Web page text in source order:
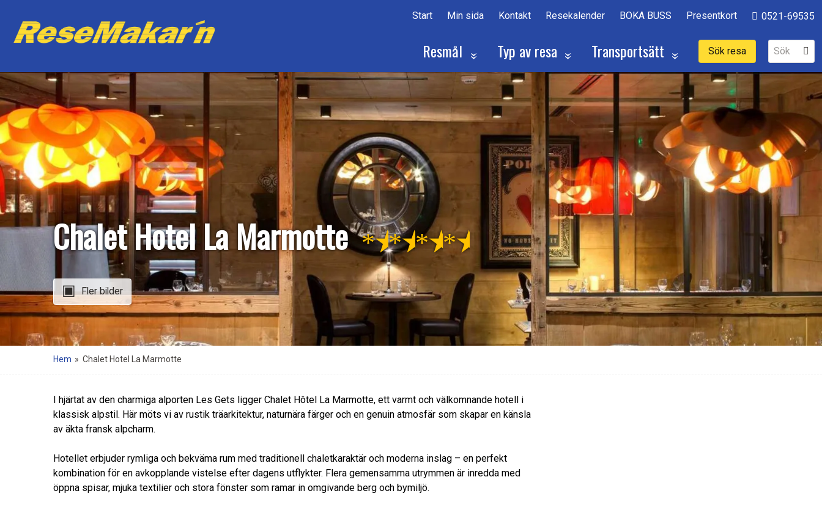
Start Min sida Kontakt Resekalender BOKA BUSS Presentkort 0521-69535
Resmål Typ av resa Transportsätt Sök resa
Chalet Hotel La Marmotte ★★★★
Fler bilder
Hem » Chalet Hotel La Marmotte
I hjärtat av den charmiga alporten Les Gets ligger Chalet Hôtel La Marmotte, ett varmt och välkomnande hotell i
klassisk alpstil. Här möts vi av rustik träarkitektur, naturnära färger och en genuin atmosfär som skapar en känsla
av äkta fransk alpcharm.
Hotellet erbjuder rymliga och bekväma rum med traditionell chaletkaraktär och moderna inslag – en perfekt
kombination för en avkopplande vistelse efter dagens utflykter. Flera gemensamma utrymmen är inredda med
öppna spisar, mjuka textilier och stora fönster som ramar in omgivande berg och bymiljö.